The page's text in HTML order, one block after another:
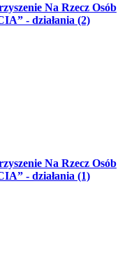
Na Rzecz Osób
- działania (2)
Na Rzecz Osób
- działania (1)